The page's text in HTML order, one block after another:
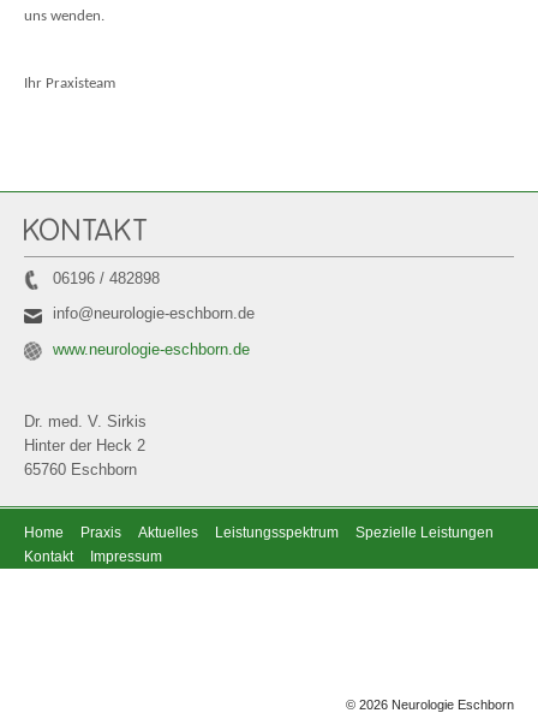
uns wenden.
Ihr Praxisteam
KONTAKT
06196 / 482898
info@neurologie-eschborn.de
www.neurologie-eschborn.de
Dr. med. V. Sirkis
Hinter der Heck 2
65760 Eschborn
Home Praxis Aktuelles Leistungsspektrum
Spezielle Leistungen
Kontakt
Impressum
© 2026 Neurologie Eschborn